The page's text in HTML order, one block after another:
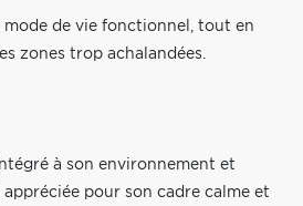
mode de vie fonctionnel, tout en
zones trop achalandées.
à son environnement et
pour son cadre calme et